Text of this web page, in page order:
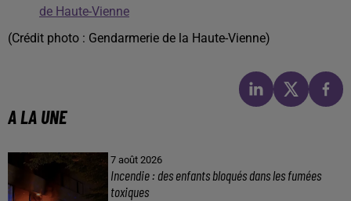
de Haute-Vienne
(Crédit photo : Gendarmerie de la Haute-Vienne)
A LA UNE
7 août 2026
Incendie : des enfants bloqués dans les fumées
toxiques